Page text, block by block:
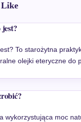
Like
To starożytna
olejki eteryczne do
wykorzystująca moc